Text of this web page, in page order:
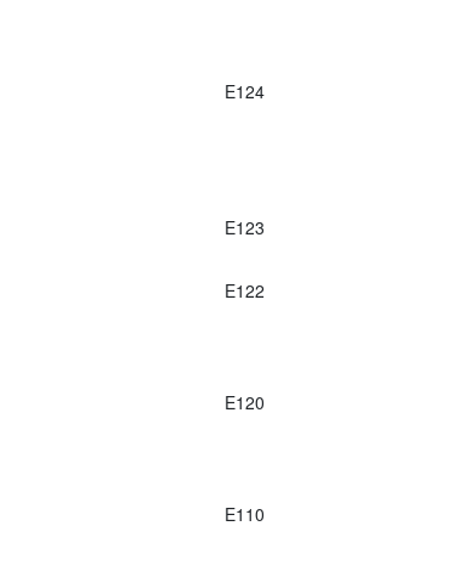
E124
E123
E122
E120
E110